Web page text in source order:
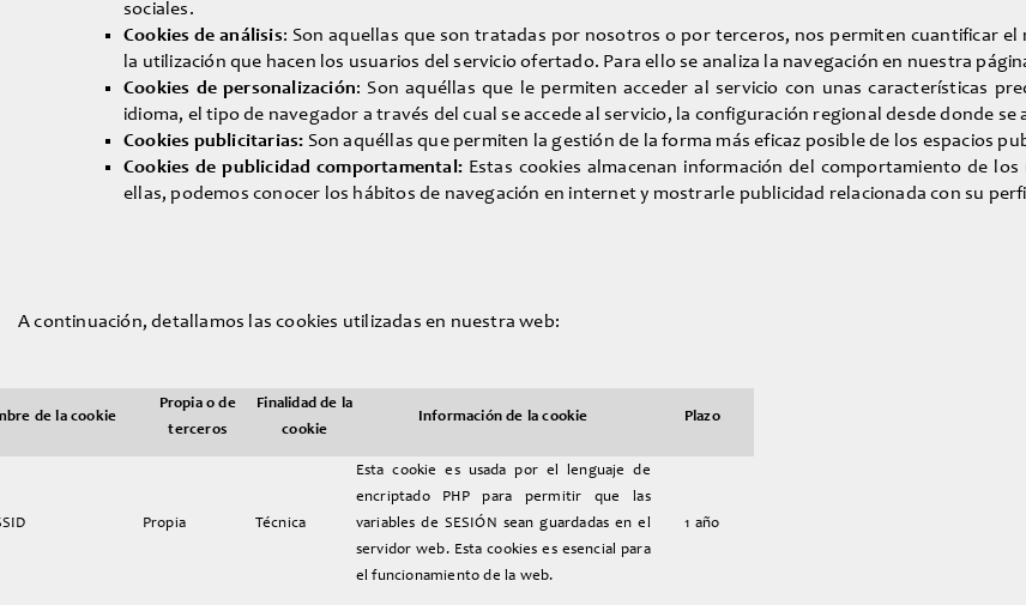
sociales.
Cookies de análisis: Son aquellas que son tratadas por nosotros o por terceros, nos permiten cuantificar el
la utilización que hacen los usuarios del servicio ofertado. Para ello se analiza la navegación en nuestra
Cookies de personalización: Son aquéllas que le permiten acceder al servicio con unas características
idioma, el tipo de navegador a través del cual se accede al servicio, la configuración regional desde donde se
Cookies publicitarias: Son aquéllas que permiten la gestión de la forma más eficaz posible de los espacios
Cookies de publicidad comportamental: Estas cookies almacenan información del comportamiento de
ellas, podemos conocer los hábitos de navegación en internet y mostrarle publicidad relacionada con su
A continuación, detallamos las cookies utilizadas en nuestra web:
de la cookie
Propia o de
terceros
Finalidad de la
cookie
Información de la cookie Plazo
Propia Técnica
Esta cookie es usada por el lenguaje de
encriptado PHP para permitir que las
variables de SESIÓN sean guardadas en el
servidor web. Esta cookies es esencial para
el funcionamiento de la web.
1 año